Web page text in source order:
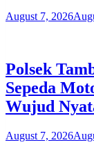
August 7, 2026
Polsek
Sepeda
Wujud
August 7, 2026